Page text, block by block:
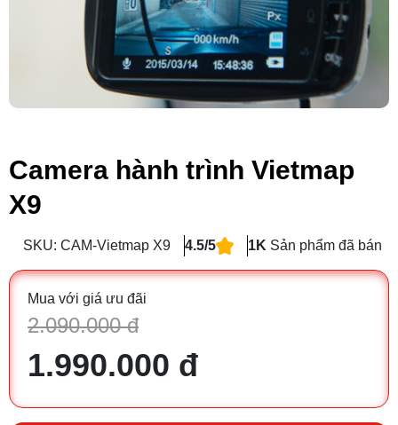
Camera hành trình Vietmap
X9
SKU: CAM-Vietmap X9 4.5/5 1K Sản phẩm đã bán
Mua với giá ưu đãi
2.090.000 đ
1.990.000 đ